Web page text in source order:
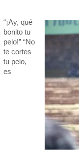
“¡Ay, qué
bonito tu
pelo!” “No
te cortes
tu pelo,
es